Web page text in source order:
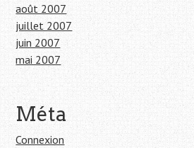
août 2007
juillet 2007
juin 2007
mai 2007
Méta
Connexion